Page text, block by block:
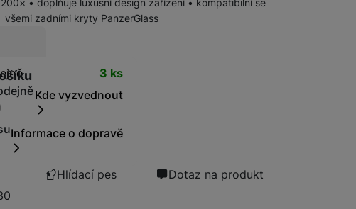
Bezdrátové nabíječky
všemi zadními kryty PanzerGlass
3 ks
Kde vyzvednout
Informace o dopravě
Hlídací pes
Dotaz na produkt